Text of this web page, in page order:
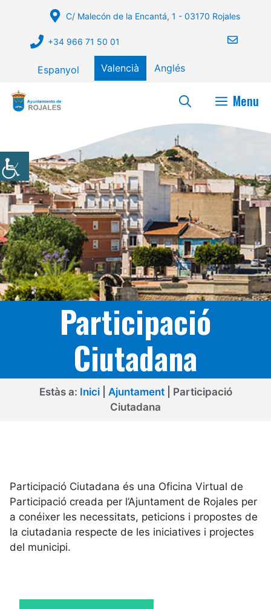
contingut
C/ Malecón de la Encantá, 1 - 03170 Rojales
+34 966 71 50 01
Espanyol Valencià Anglés
Menu
Participació
Ciutadana
Estàs a: Inici| Ajuntament| Participació
Ciutadana
Participació Ciutadana és una Oficina Virtual de
Participació creada per l’Ajuntament de Rojales per
a conéixer les necessitats, peticions i propostes de
la ciutadania respecte de les iniciatives i projectes
del municipi.